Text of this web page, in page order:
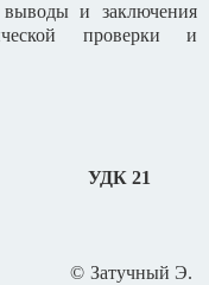
и заключения
проверки и
0© Затучный Э.